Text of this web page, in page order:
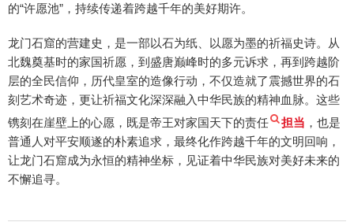
的“许愿池”，持续传递着跨越千年的美好期许。
龙门石窟的营建史，是一部以石为纸、以愿为墨的祈福史诗。从
北魏奠基时的家国祈愿，到盛唐巅峰时的多元诉求，再到跨越阶
层的全民信仰，历代皇室的造像行动，不仅造就了震撼世界的石
刻艺术奇迹，更让祈福文化深深融入中华民族的精神血脉。这些
镌刻在崖壁上的心愿，既是帝王对家国天下的责任
担当 ，也是
普通人对平安顺遂的朴素追求，最终化作跨越千年的文明回响，
让龙门石窟成为永恒的精神坐标，见证着中华民族对美好未来的
不懈追寻。